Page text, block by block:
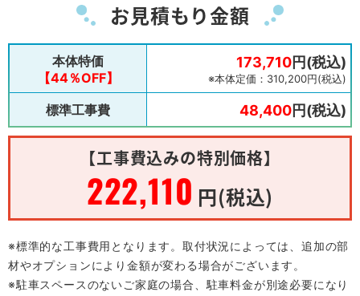
お見積もり金額
本体特価
【44％OFF】
173,710円(税込)
※本体定価：310,200円(税込)
標準工事費 48,400円(税込)
【工事費込みの特別価格】
222,110 円(税込)
※標準的な工事費用となります。取付状況によっては、追加の部
材やオプションにより金額が変わる場合がございます。
※駐車スペースのないご家庭の場合、駐車料金が別途必要になり